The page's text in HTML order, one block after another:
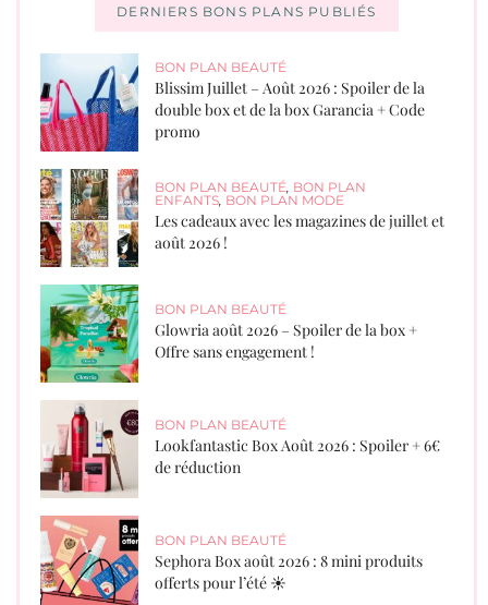
DERNIERS BONS PLANS PUBLIÉS
BON PLAN BEAUTÉ
Blissim Juillet – Août 2026 : Spoiler de la
double box et de la box Garancia + Code
promo
BON PLAN BEAUTÉ, BON PLAN
ENFANTS, BON PLAN MODE
Les cadeaux avec les magazines de juillet et
août 2026 !
BON PLAN BEAUTÉ
Glowria août 2026 – Spoiler de la box +
Offre sans engagement !
BON PLAN BEAUTÉ
Lookfantastic Box Août 2026 : Spoiler + 6€
de réduction
BON PLAN BEAUTÉ
Sephora Box août 2026 : 8 mini produits
offerts pour l’été ☀️